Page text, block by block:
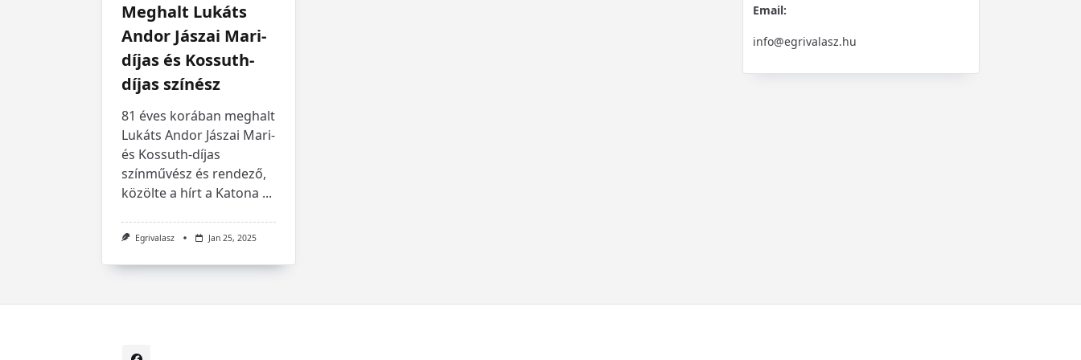
Meghalt Lukáts
Andor Jászai Mari-
díjas és Kossuth-
díjas színész
81 éves korában meghalt
Lukáts Andor Jászai Mari-
és Kossuth-díjas
színművész és rendező,
közölte a hírt a Katona ...
Egrivalasz Jan 25, 2025
Email:
info@egrivalasz.hu